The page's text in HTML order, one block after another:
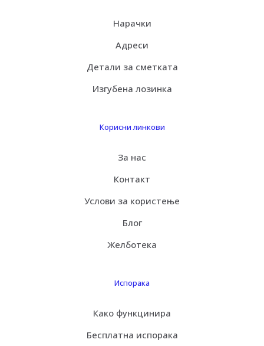
Нарачки
Адреси
Детали за сметката
Изгубена лозинка
Корисни линкови
За нас
Контакт
Услови за користење
Блог
Желботека
Испорака
Како функцинира
Бесплатна испорака